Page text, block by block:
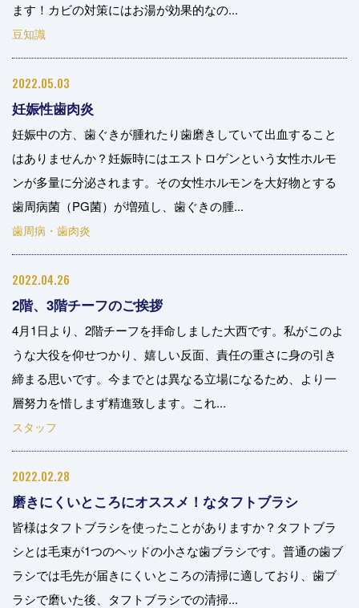
ます！カビの対策にはお湯が効果的なの...
豆知識
2022.05.03
妊娠性歯肉炎
妊娠中の方、歯ぐきが腫れたり歯磨きしていて出血すること
はありませんか？妊娠時にはエストロゲンという女性ホルモ
ンが多量に分泌されます。その女性ホルモンを大好物とする
歯周病菌（PG菌）が増殖し、歯ぐきの腫...
歯周病・歯肉炎
2022.04.26
2階、3階チーフのご挨拶
4月1日より、2階チーフを拝命しました大西です。私がこのよ
うな大役を仰せつかり、嬉しい反面、責任の重さに身の引き
締まる思いです。今までとは異なる立場になるため、より一
層努力を惜しまず精進致します。これ...
スタッフ
2022.02.28
磨きにくいところにオススメ！なタフトブラシ
皆様はタフトブラシを使ったことがありますか？タフトブラ
シとは毛束が1つのヘッドの小さな歯ブラシです。普通の歯ブ
ラシでは毛先が届きにくいところの清掃に適しており、歯ブ
ラシで磨いた後、タフトブラシでの清掃...